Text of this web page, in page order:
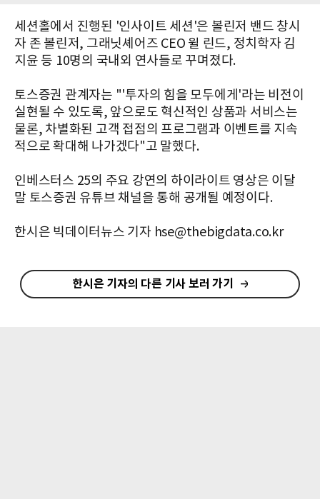
세션홀에서 진행된 '인사이트 세션'은 볼린저 밴드 창시
자 존 볼린저, 그래닛셰어즈 CEO 윌 린드, 정치학자 김
지윤 등 10명의 국내외 연사들로 꾸며졌다.
토스증권 관계자는 "'투자의 힘을 모두에게'라는 비전이
실현될 수 있도록, 앞으로도 혁신적인 상품과 서비스는
물론, 차별화된 고객 접점의 프로그램과 이벤트를 지속
적으로 확대해 나가겠다"고 말했다.
인베스터스 25의 주요 강연의 하이라이트 영상은 이달
말 토스증권 유튜브 채널을 통해 공개될 예정이다.
한시은 빅데이터뉴스 기자 hse@thebigdata.co.kr
한시은 기자의 다른 기사 보러 가기